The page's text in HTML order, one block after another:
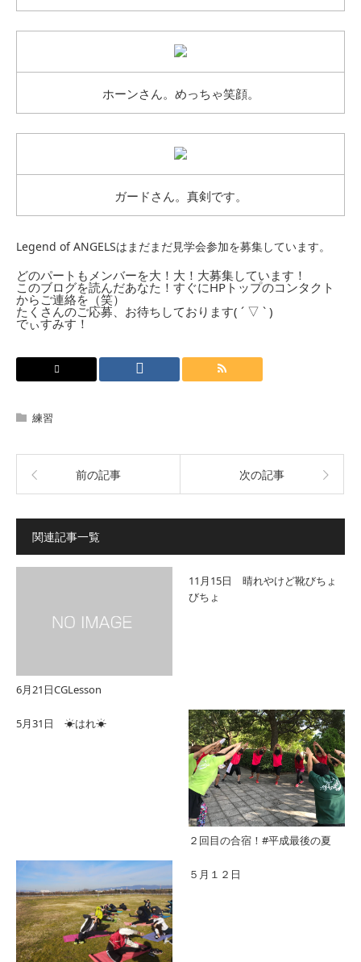
ホーンさん。めっちゃ笑顔。
ガードさん。真剣です。
Legend of ANGELSはまだまだ見学会参加を募集しています。
どのパートもメンバーを大！大！大募集しています！
このブログを読んだあなた！すぐにHPトップのコンタクト
からご連絡を（笑）
たくさんのご応募、お待ちしております( ´ ▽ ` )
でぃすみす！
練習
前の記事 次の記事
関連記事一覧
6月21日CGLesson
11月15日 晴れやけど靴びちょ
びちょ
5月31日 ☀はれ☀
２回目の合宿！#平成最後の夏
５月１２日